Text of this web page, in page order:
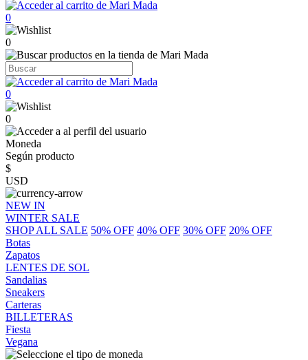
0
0
0
0
Moneda
Según producto
$
USD
NEW IN
WINTER SALE
SHOP ALL SALE 50% OFF 40% OFF 30% OFF 20% OFF
Botas
Zapatos
LENTES DE SOL
Sandalias
Sneakers
Carteras
BILLETERAS
Fiesta
Vegana